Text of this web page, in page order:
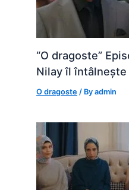
“O dragoste”
Nilay îl întâlnește
O dragoste / Byadmin